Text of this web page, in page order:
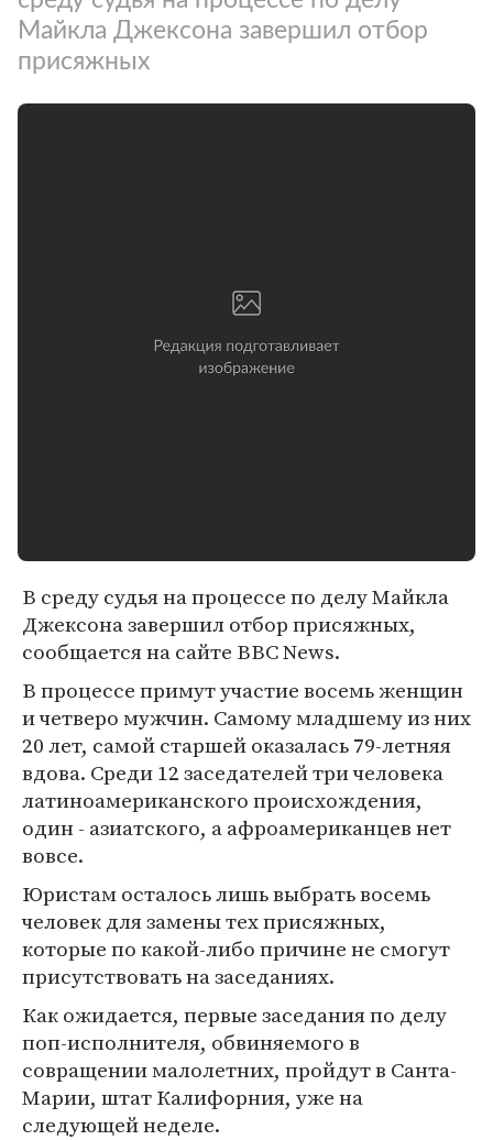
Майкла Джексона завершил отбор
присяжных
В среду судья на процессе по делу Майкла
Джексона завершил отбор присяжных,
сообщается на сайте BBC News.
В процессе примут участие восемь женщин
и четверо мужчин. Самому младшему из них
20 лет, самой старшей оказалась 79-летняя
вдова. Среди 12 заседателей три человека
латиноамериканского происхождения,
один - азиатского, а афроамериканцев нет
вовсе.
Юристам осталось лишь выбрать восемь
человек для замены тех присяжных,
которые по какой-либо причине не смогут
присутствовать на заседаниях.
Как ожидается, первые заседания по делу
поп-исполнителя, обвиняемого в
совращении малолетних, пройдут в Санта-
Марии, штат Калифорния, уже на
следующей неделе.